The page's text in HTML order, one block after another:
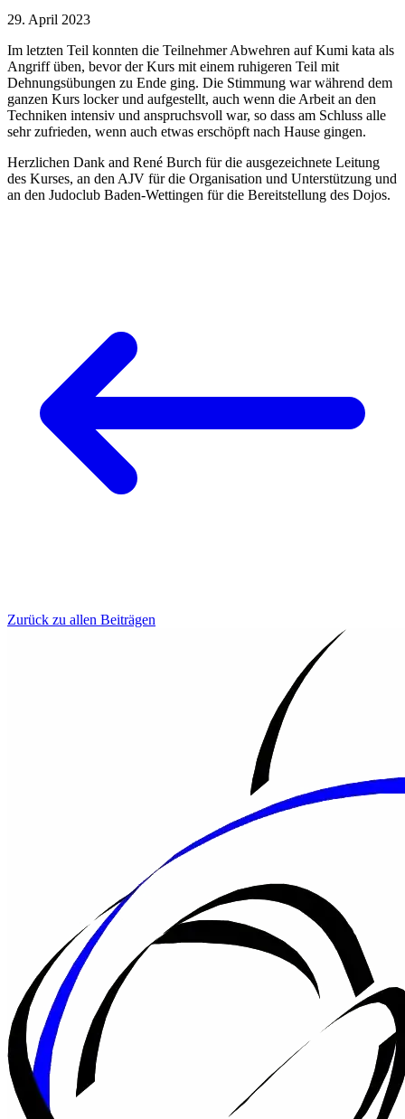
29. April 2023
Im letzten Teil konnten die Teilnehmer Abwehren auf Kumi kata als
Angriff üben, bevor der Kurs mit einem ruhigeren Teil mit
Dehnungsübungen zu Ende ging. Die Stimmung war während dem
ganzen Kurs locker und aufgestellt, auch wenn die Arbeit an den
Techniken intensiv und anspruchsvoll war, so dass am Schluss alle
sehr zufrieden, wenn auch etwas erschöpft nach Hause gingen.
Herzlichen Dank and René Burch für die ausgezeichnete Leitung
des Kurses, an den AJV für die Organisation und Unterstützung und
an den Judoclub Baden-Wettingen für die Bereitstellung des Dojos.
Zurück zu allen Beiträgen